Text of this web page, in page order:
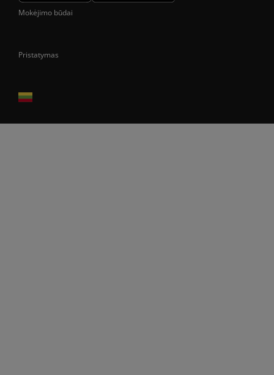
Mokėjimo būdai
Pristatymas